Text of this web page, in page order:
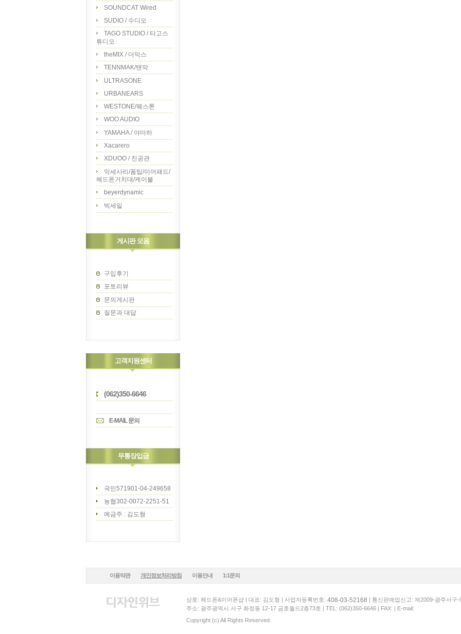
SOUNDCAT Wired
SUDIO / 수디오
TAGO STUDIO / 타고스
튜디오
theMIX / 더믹스
TENNMAK/탠막
ULTRASONE
URBANEARS
WESTONE/웨스톤
WOO AUDIO
YAMAHA / 야마하
Xacarero
XDUOO / 진공관
악세사리/폼팁/이어패드/
헤드폰거치대/케이블
beyerdynamic
빅세일
게시판 모음
구입후기
포토리뷰
문의게시판
질문과 대답
고객지원센터
(062)350-6646
E-MAIL 문의
무통장입금
국민571901-04-249658
농협302-0072-2251-51
예금주 : 김도형
이용약관 개인정보처리방침 이용안내 1:1문의
상호: 헤드폰&이어폰샵 | 대표: 김도형 | 사업자등록번호: 408-03-52168 | 통신판매업신고: 제2009-광주서구
주소: 광주광역시 서구 화정동 12-17 금호월드2층73호 | TEL: (062)350-6646 | FAX: | E-mail:
Copyright (c) All Rights Reserved.